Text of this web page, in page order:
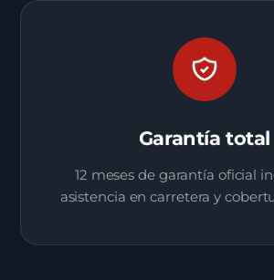
Garantía total
12 meses de garantía oficial
asistencia en carretera y